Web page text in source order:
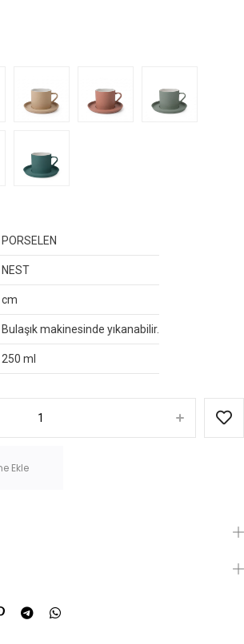
PORSELEN
NEST
cm
Bulaşık makinesinde yıkanabilir.
250 ml
Ekle